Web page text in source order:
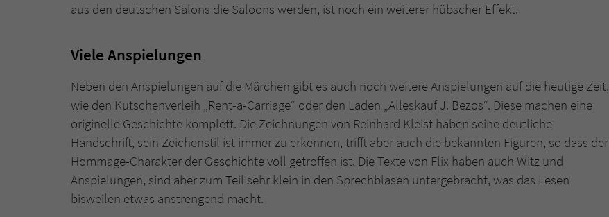
aus den deutschen Salons die Saloons werden, ist noch ein weiterer hübscher Effekt.
Viele Anspielungen
Neben den Anspielungen auf die Märchen gibt es auch noch weitere Anspielungen auf die heutige Zeit,
wie den Kutschenverleih „Rent-a-Carriage“ oder den Laden „Alleskauf J. Bezos“. Diese machen eine
originelle Geschichte komplett. Die Zeichnungen von Reinhard Kleist haben seine deutliche
Handschrift, sein Zeichenstil ist immer zu erkennen, trifft aber auch die bekannten Figuren, so dass der
Hommage-Charakter der Geschichte voll getroffen ist. Die Texte von Flix haben auch Witz und
Anspielungen, sind aber zum Teil sehr klein in den Sprechblasen untergebracht, was das Lesen
bisweilen etwas anstrengend macht.